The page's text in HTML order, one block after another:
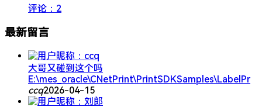
评论：2
最新留言
大哥又碰到这个吗
E:\mes_oracle\CNetPrint\PrintSDKSamples\LabelPr
ccq2026-04-15